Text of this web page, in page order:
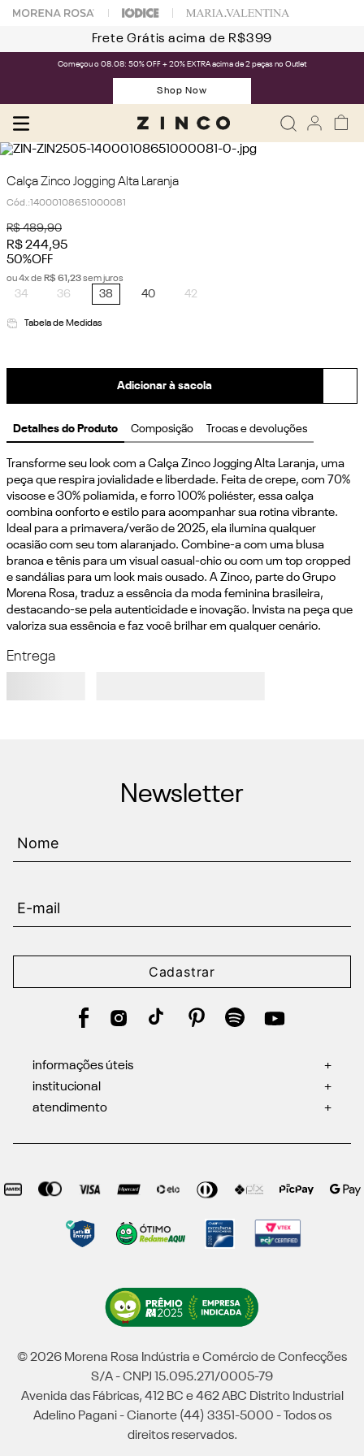
Frete Grátis acima de R$399
Começou o 08.08: 50% OFF + 20% EXTRA acima de 2 peças no Outlet
Shop Now
Calça Zinco Jogging Alta Laranja
Cód.:14000108651000081
R$ 489,90
R$244,95
50%OFF
ou4x de R$ 61 ,23sem juros
34 36 38 40 42
Tabela de Medidas
Adicionar à sacola
Detalhes do Produto Composição Trocas e devoluções
Transforme seu look com a Calça Zinco Jogging Alta Laranja, uma
peça que respira jovialidade e liberdade. Feita de crepe, com 70%
viscose e 30% poliamida, e forro 100% poliéster, essa calça
combina conforto e estilo para acompanhar sua rotina vibrante.
Ideal para a primavera/verão de 2025, ela ilumina qualquer
ocasião com seu tom alaranjado. Combine-a com uma blusa
branca e tênis para um visual casual-chic ou com um top cropped
e sandálias para um look mais ousado. A Zinco, parte do Grupo
Morena Rosa, traduz a essência da moda feminina brasileira,
destacando-se pela autenticidade e inovação. Invista na peça que
valoriza sua essência e faz você brilhar em qualquer cenário.
Entrega
Newsletter
Cadastrar
informações úteis
+
institucional
+
atendimento
+
© 2026 Morena Rosa Indústria e Comércio de Confecções
S/A - CNPJ 15.095.271/0005-79
Avenida das Fábricas, 412 BC e 462 ABC Distrito Industrial
Adelino Pagani - Cianorte (44) 3351-5000 - Todos os
direitos reservados.